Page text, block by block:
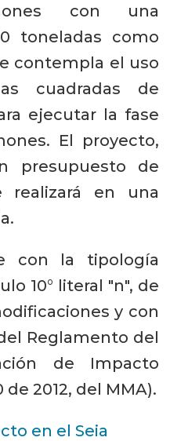
con una
toneladas como
contempla el uso
cuadradas de
ejecutar la fase
El proyecto,
presupuesto de
realizará en una
con la tipología
10° literal "n", de
y con
Reglamento del
de Impacto
2012, del MMA).
en el Seia